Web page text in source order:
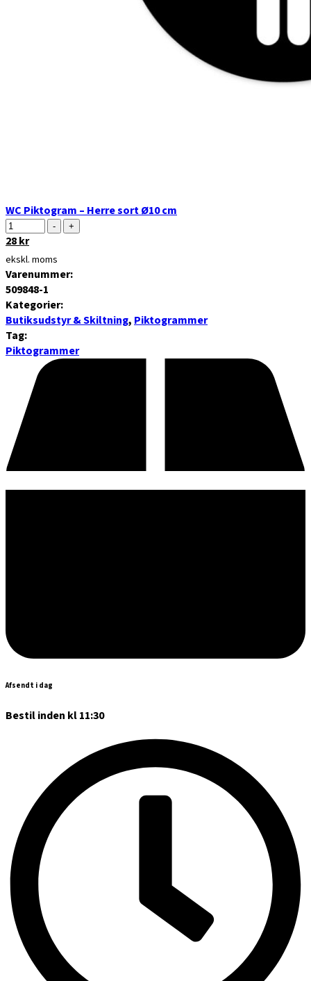
WC Piktogram – Herre sort Ø10 cm
Antal
- +
Den
oprindelige
pris
var:
35 kr.
28krDen
aktuelle
pris
er:
28 kr.
ekskl. moms
Varenummer:
509848-1
Kategorier:
Butiksudstyr & Skiltning, Piktogrammer
Tag:
Piktogrammer
Afsendt i dag
Bestil inden kl 11:30